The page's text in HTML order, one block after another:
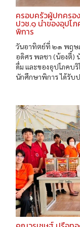
ครอบครัวผู้ปกครอ
ปวช.๑ นำของอุปโ
พิการ
วันอาทิตย์ที่ ๒๑ พฤษ
อดิศร พลชา (น้องตี๋)
ดื่ม และของอุปโภคบ
นักศึกษาพิการ ได้รับ